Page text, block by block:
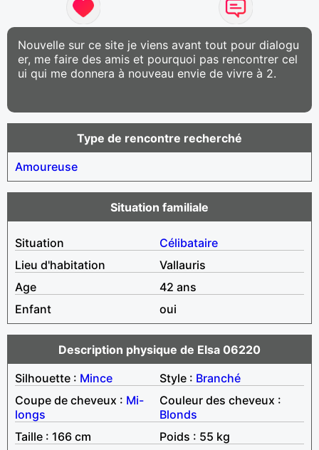
Nouvelle sur ce site je viens avant tout pour dialogu
er, me faire des amis et pourquoi pas rencontrer cel
ui qui me donnera à nouveau envie de vivre à 2.
Type de rencontre recherché
Amoureuse
Situation familiale
Situation
Célibataire
Lieu d'habitation
Vallauris
Age
42 ans
Enfant
oui
Description physique de Elsa 06220
Silhouette : Mince Style : Branché
Coupe de cheveux : Mi-
longs
Couleur des cheveux :
Blonds
Taille : 166 cm
Poids : 55 kg